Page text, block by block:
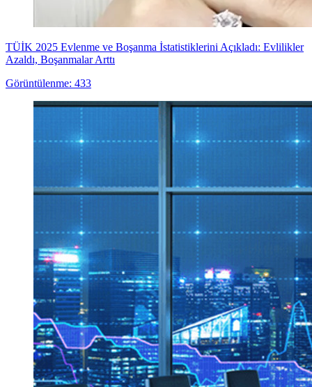
TÜİK 2025 Evlenme ve Boşanma İstatistiklerini Açıkladı: Evlilikler
Azaldı, Boşanmalar Arttı
Görüntülenme: 433